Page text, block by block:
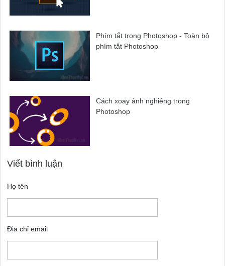
Phím tắt trong Photoshop - Toàn bộ
phím tắt Photoshop
Cách xoay ảnh nghiêng trong
Photoshop
Viết bình luận
Họ tên
Địa chỉ email